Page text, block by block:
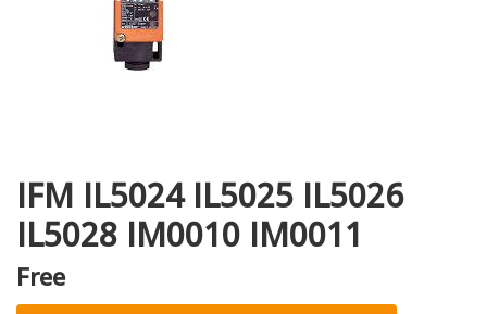
IFM IL5024 IL5025 IL5026
IL5028 IM0010 IM0011
Free